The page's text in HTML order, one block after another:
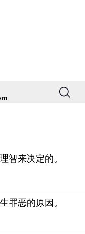
智来决定的。
罪恶的原因。